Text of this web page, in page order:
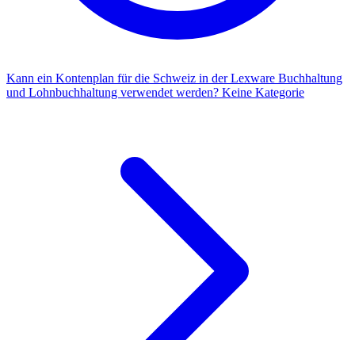
Kann ein Kontenplan für die Schweiz in der Lexware Buchhaltung
und Lohnbuchhaltung verwendet werden? Keine Kategorie